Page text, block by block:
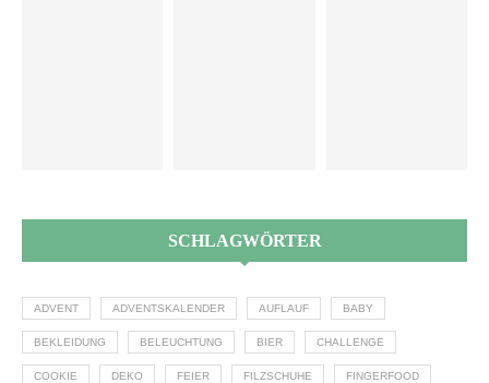
SCHLAGWÖRTER
ADVENT ADVENTSKALENDER AUFLAUF BABY
BEKLEIDUNG BELEUCHTUNG BIER CHALLENGE
COOKIE DEKO FEIER FILZSCHUHE FINGERFOOD